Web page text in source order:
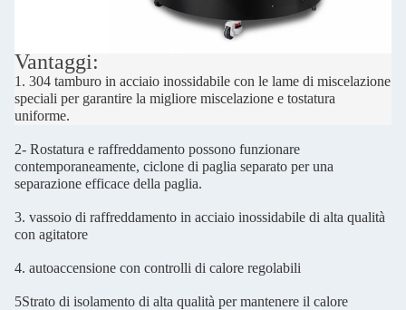
Vantaggi:
1. 304 tamburo in acciaio inossidabile con le lame di miscelazione
speciali per garantire la migliore miscelazione e tostatura
uniforme.
2- Rostatura e raffreddamento possono funzionare
contemporaneamente, ciclone di paglia separato per una
separazione efficace della paglia.
3. vassoio di raffreddamento in acciaio inossidabile di alta qualità
con agitatore
4. autoaccensione con controlli di calore regolabili
5Strato di isolamento di alta qualità per mantenere il calore